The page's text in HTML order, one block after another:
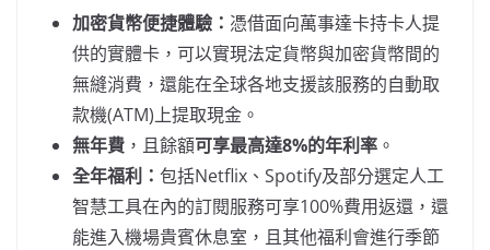
加密貨幣便捷體驗： 憑借面向萬事達卡持卡人提
供的實體卡，可以實現法定貨幣與加密貨幣間的
無縫消費，還能在全球各地支援該服務的自動取
款機(ATM)上提取現金。
無年費 ，且餘額可享最高達8%的年利率 。
全年福利： 包括Netflix、Spotify及部分選定人工
智慧工具在內的訂閱服務可享100%費用返還，還
能進入機場貴賓休息室，且其他福利會進行季節